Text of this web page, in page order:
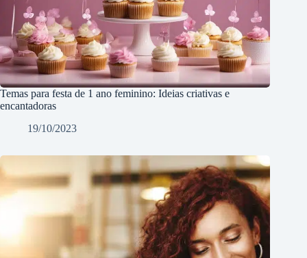
Temas para festa de 1 ano feminino: Ideias criativas e
encantadoras
19/10/2023